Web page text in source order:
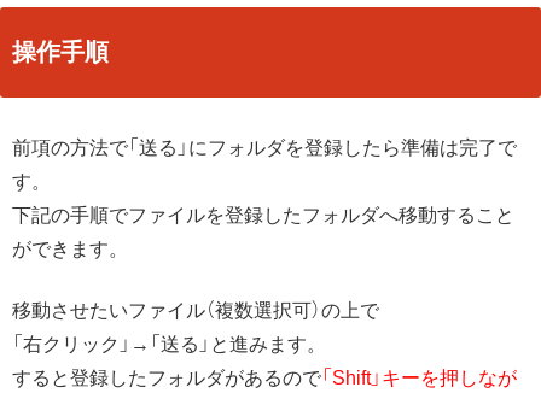
操作手順
前項の方法で「送る」にフォルダを登録したら準備は完了で
す。
下記の手順でファイルを登録したフォルダへ移動すること
ができます。
移動させたいファイル（複数選択可）の上で
「右クリック」→「送る」と進みます。
すると登録したフォルダがあるので「Shift」キーを押しなが